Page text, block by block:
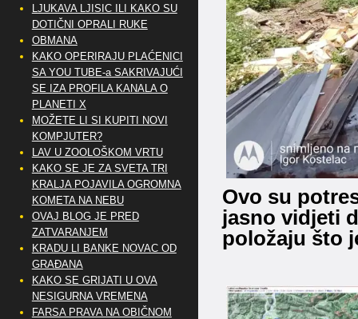
Ovo su
jasno vidjeti
položaju što
LJUKAVA LJISIC ILI KAKO SU
DOTIČNI OPRALI RUKE
OBMANA
KAKO OPERIRAJU PLAĆENICI
SA YOU TUBE-a SAKRIVAJUĆI
SE IZA PROFILA KANALA O
PLANETI X
MOŽETE LI SI KUPITI NOVI
KOMPJUTER?
LAV U ZOOLOŠKOM VRTU
KAKO SE JE ZA SVETA TRI
KRALJA POJAVILA OGROMNA
KOMETA NA NEBU
OVAJ BLOG JE PRED
ZATVARANJEM
KRADU LI BANKE NOVAC OD
GRAĐANA
KAKO SE GRIJATI U OVA
NESIGURNA VREMENA
FARSA PRAVA NA OBIČNOM